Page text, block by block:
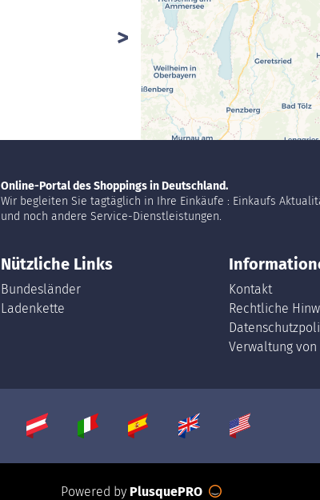
Online-Portal des Shoppings in Deutschland.
Wir begleiten Sie tagtäglich in Ihre Einkäufe : Einkaufs
und noch andere Service-Dienstleistungen.
Nützliche Links
Bundesländer
Ladenkette
Kontakt
Rechtliche
Verwaltung von
Powered by PlusquePRO